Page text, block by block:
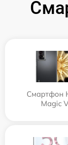
Смартфон
Magic